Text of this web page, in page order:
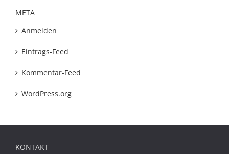
META
Anmelden
Eintrags-Feed
Kommentar-Feed
WordPress.org
KONTAKT